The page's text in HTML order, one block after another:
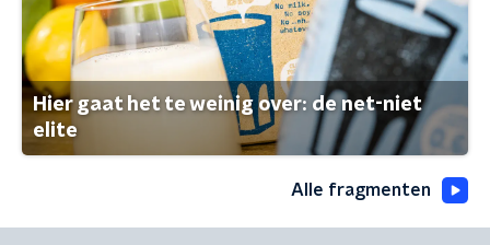
Hier gaat het te weinig over: de net-niet
elite
Alle fragmenten